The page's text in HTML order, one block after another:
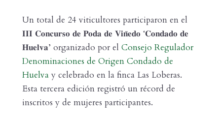
Un total de 24 viticultores participaron en el
𝐈𝐈𝐈 𝐂𝐨𝐧𝐜𝐮𝐫𝐬𝐨 𝐝𝐞 𝐏𝐨𝐝𝐚 𝐝𝐞 𝐕𝐢𝐧̃𝐞𝐝𝐨 ‘𝐂𝐨𝐧𝐝𝐚𝐝𝐨 𝐝𝐞
𝐇𝐮𝐞𝐥𝐯𝐚’ organizado por el Consejo Regulador
Denominaciones de Origen Condado de
Huelvay celebrado en la finca Las Loberas.
Esta tercera edición registró un récord de
inscritos y de mujeres participantes.